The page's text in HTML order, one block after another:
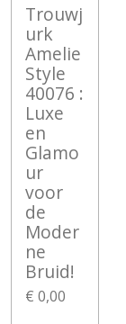
Trouwj
urk
Amelie
Style
40076 :
Luxe
en
Glamo
ur
voor
de
Moder
ne
Bruid!
€ 0,00